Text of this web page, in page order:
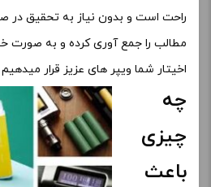
راحت است و بدون نیاز به تحقیق در
مطالب را جمع آوری کرده و به صورت
اخیتار شما ویپر های عزیز قرار
چه
چیزی
باعث